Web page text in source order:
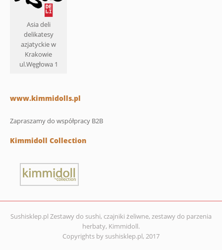
Asia deli
delikatesy
azjatyckie w
Krakowie
ul.Węgłowa 1
www.kimmidolls.pl
Zapraszamy do współpracy B2B
Kimmidoll Collection
Sushisklep.pl Zestawy do sushi, czajniki żeliwne, zestawy do parzenia
herbaty, Kimmidoll.
Copyrights by sushisklep.pl, 2017